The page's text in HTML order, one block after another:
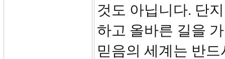
것도 아닙니다. 단
하고 올바른 길을
믿음의 세계는 반